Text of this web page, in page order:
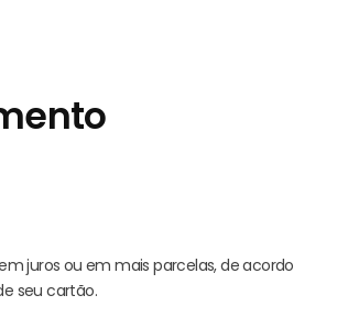
juros ou em mais parcelas, de acordo
seu cartão.